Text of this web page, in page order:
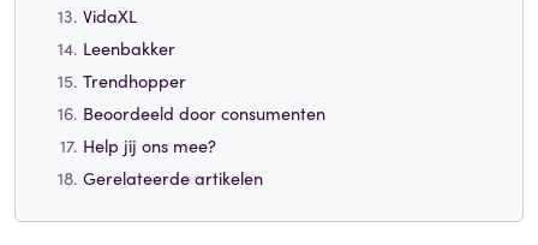
VidaXL
Leenbakker
Trendhopper
Beoordeeld door consumenten
Help jij ons mee?
Gerelateerde artikelen